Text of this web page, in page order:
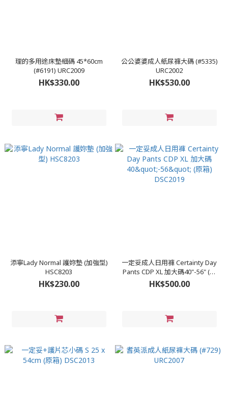
理的多用途床墊細碼 45*60cm
(#6191) URC2009
HK$330.00
公公婆婆成人紙尿褲大碼 (#5335)
URC2002
HK$530.00
添寧Lady Normal 護妳墊 (加強型)
HSC8203
HK$230.00
一定妥成人日用褲 Certainty Day
Pants CDP XL 加大碼40"-56" (原
箱) DSC2019
HK$500.00